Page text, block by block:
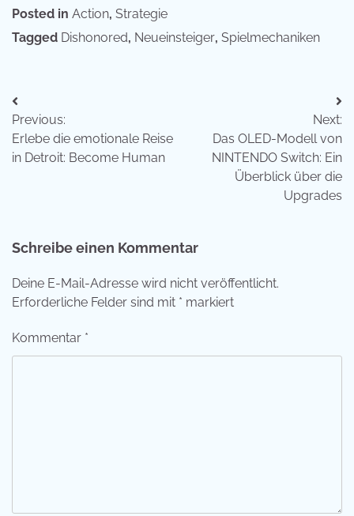
Posted in Action, Strategie
Tagged Dishonored, Neueinsteiger, Spielmechaniken
Beitragsnavigation
Previous:
Erlebe die emotionale Reise
in Detroit: Become Human
Next:
Das OLED-Modell von
NINTENDO Switch: Ein
Überblick über die
Upgrades
Schreibe einen Kommentar
Deine E-Mail-Adresse wird nicht veröffentlicht.
Erforderliche Felder sind mit * markiert
Kommentar *